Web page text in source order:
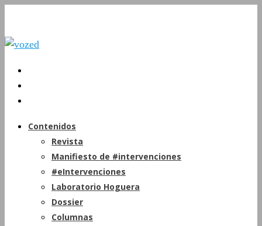
Contenidos
Revista
Manifiesto de #intervenciones
#eIntervenciones
Laboratorio Hoguera
Dossier
Columnas